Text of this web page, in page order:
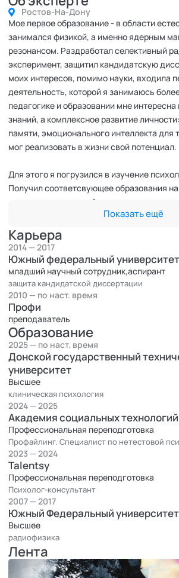
Ростов-На-Дону
Мое первое образование - в области
занимался физикой, а именно ядерным
резонансом. Раздработал селективный
эксперимент, защитил кандидатскую
моих интересов, помимо науки, входила
деятельность, которой я занимаюсь
педагогике и образовании мне
знаний, а комплексное развитие
памяти, эмоционального интеллекта для
мог реализовать в жизни свой потенциал.
Для этого я погрузился в изучение
Получил соответсвующее образования
переподготовки и сейчас занимаюсь
Провожу глубокую психодиагностику,
характерологический профиль человека и
психотерапию, работая в основном с
связанными с дискомфортными
состояниями ( тревоги,страхи,фобии,ПА,
которые мешают человеку в
жизни.
В настоящее время прохожу обучение по
программе "Клиническая психология и
Открыт для общения и совместных
Показать ещё
Карьера
Профи
преподаватель
2010 — по наст. время
Южный федеральный университет
младший научный сотрудник,аспирант
защита кандидатской диссертации
2014 — 2017
Образование
Talentsy
Профессиональная переподготовка
Психолог-консультант
2023 — 2024
Южный Федеральный университет
Высшее
радиофизика
2007 — 2017
Донской государственный
университет
Высшее
клиническая психология
2025 — по наст. время
Академия социальных технологий
Профессиональная переподготовка
Профайлинг. Специалист по нетестовой
2024 — 2025
Лента